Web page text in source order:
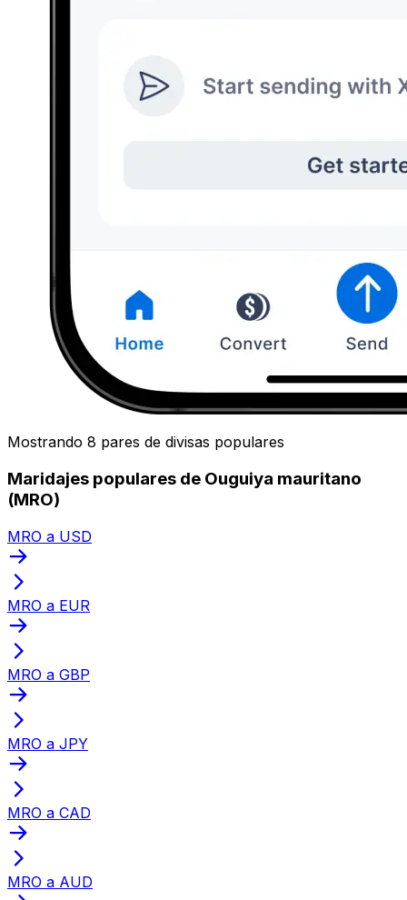
Mostrando 8 pares de divisas populares
Maridajes populares de Ouguiya mauritano
(MRO)
MRO a USD
MRO a EUR
MRO a GBP
MRO a JPY
MRO a CAD
MRO a AUD